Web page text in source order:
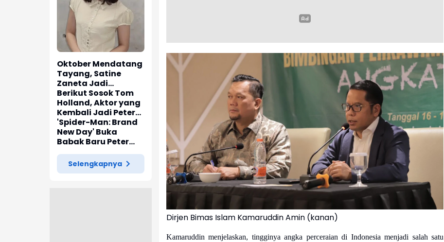
Oktober Mendatang
Tayang, Satine
Zaneta Jadi
Pemeran Utama Film
Siti Si Vampir
Berikut Sosok Tom
Holland, Aktor yang
Kembali Jadi Peter
Parker di 'Spider-
Man: Brand New Day'
'Spider-Man: Brand
New Day' Buka
Babak Baru Peter
Parker di Marvel
Cinematic Universe
Selengkapnya
Dirjen Bimas Islam Kamaruddin Amin (kanan)
Kamaruddin menjelaskan, tingginya angka perceraian di Indonesia menjadi salah satu